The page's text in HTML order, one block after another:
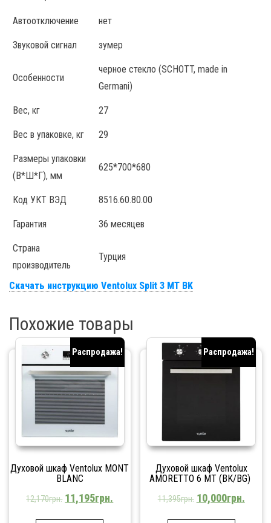
Автоотключение нет
Звуковой сигнал зумер
Особенности
черное стекло (SCHOTT, made in
Germani)
Вес, кг 27
Вес в упаковке, кг 29
Размеры упаковки
(В*Ш*Г), мм
625*700*680
Код УКТ ВЭД 8516.60.80.00
Гарантия 36 месяцев
Страна
производитель
Турция
Скачать инструкцию Ventolux Split 3 MT BK
Похожие товары
Распродажа!
Духовой шкаф Ventolux MONT
BLANC
12,170грн. 11,195грн.
Распродажа!
Духовой шкаф Ventolux
AMORETTO 6 MT (BK/BG)
11,395грн. 10,000грн.